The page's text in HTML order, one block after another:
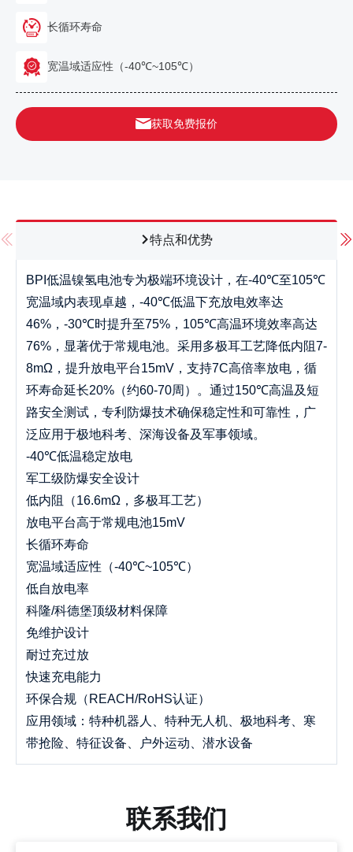
长循环寿命
宽温域适应性（-40℃~105℃）
获取免费报价
特点和优势
BPI低温镍氢电池专为极端环境设计，在-40℃至105℃
宽温域内表现卓越，-40℃低温下充放电效率达
46%，-30℃时提升至75%，105℃高温环境效率高达
76%，显著优于常规电池。采用多极耳工艺降低内阻7-
8mΩ，提升放电平台15mV，支持7C高倍率放电，循
环寿命延长20%（约60-70周）。通过150℃高温及短
路安全测试，专利防爆技术确保稳定性和可靠性，广
泛应用于极地科考、深海设备及军事领域。
-40℃低温稳定放电
军工级防爆安全设计
低内阻（16.6mΩ，多极耳工艺）
放电平台高于常规电池15mV
长循环寿命
宽温域适应性（-40℃~105℃）
低自放电率
科隆/科德堡顶级材料保障
免维护设计
耐过充过放
快速充电能力
环保合规（REACH/RoHS认证）
应用领域：特种机器人、特种无人机、极地科考、寒
带抢险、特征设备、户外运动、潜水设备
联系我们